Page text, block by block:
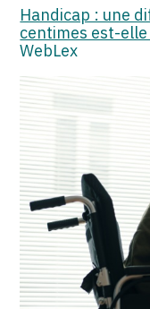
Handicap : une
centimes est-
WebLex